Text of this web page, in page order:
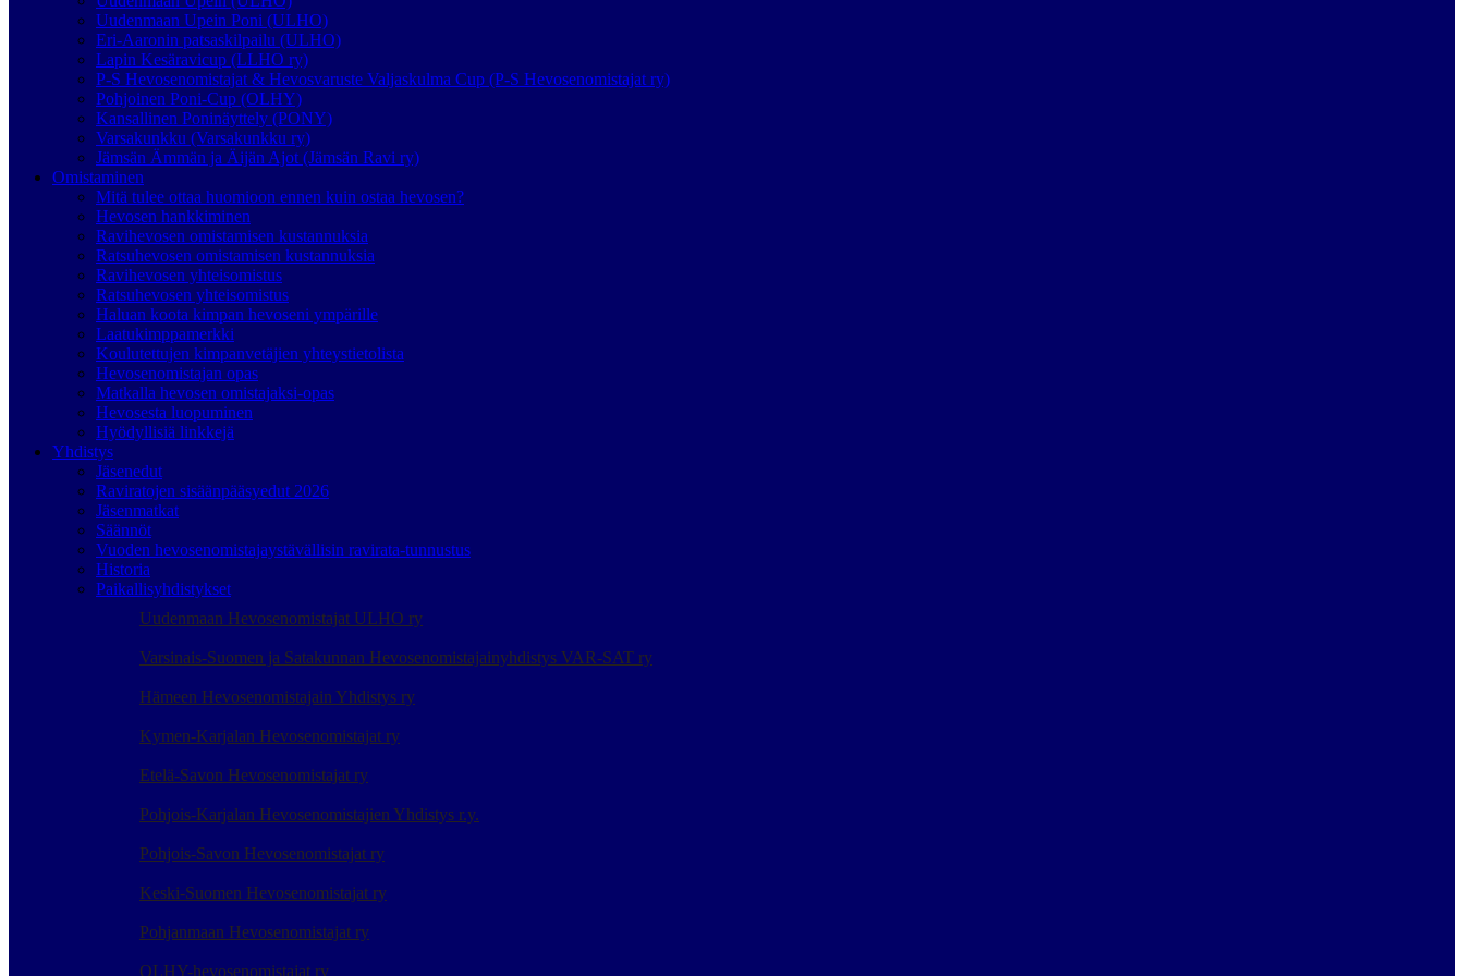
Uudenmaan Upein Poni (ULHO)
Eri-Aaronin patsaskilpailu (ULHO)
Lapin Kesäravicup (LLHO ry)
P-S Hevosenomistajat & Hevosvaruste Valjaskulma Cup (P-S Hevosenomistajat ry)
Pohjoinen Poni-Cup (OLHY)
Kansallinen Poninäyttely (PONY)
Varsakunkku (Varsakunkku ry)
Jämsän Ämmän ja Äijän Ajot (Jämsän Ravi ry)
Omistaminen
Mitä tulee ottaa huomioon ennen kuin ostaa hevosen?
Hevosen hankkiminen
Ravihevosen omistamisen kustannuksia
Ratsuhevosen omistamisen kustannuksia
Ravihevosen yhteisomistus
Ratsuhevosen yhteisomistus
Haluan koota kimpan hevoseni ympärille
Laatukimppamerkki
Koulutettujen kimpanvetäjien yhteystietolista
Hevosenomistajan opas
Matkalla hevosen omistajaksi-opas
Hevosesta luopuminen
Hyödyllisiä linkkejä
Yhdistys
Jäsenedut
Raviratojen sisäänpääsyedut 2026
Jäsenmatkat
Säännöt
Vuoden hevosenomistajaystävällisin ravirata-tunnustus
Historia
Paikallisyhdistykset
Uudenmaan Hevosenomistajat ULHO ry
Varsinais-Suomen ja Satakunnan Hevosenomistajainyhdistys VAR-SAT ry
Hämeen Hevosenomistajain Yhdistys ry
Kymen-Karjalan Hevosenomistajat ry
Etelä-Savon Hevosenomistajat ry
Pohjois-Karjalan Hevosenomistajien Yhdistys r.y.
Pohjois-Savon Hevosenomistajat ry
Keski-Suomen Hevosenomistajat ry
Pohjanmaan Hevosenomistajat ry
OLHY-hevosenomistajat ry